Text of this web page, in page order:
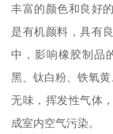
丰富的颜色和良好
是有机颜料，具有
中，影响橡胶制品
黑、钛白粉、铁氧黄
无味，挥发性气体
成室内空气污染。